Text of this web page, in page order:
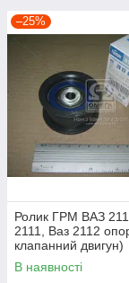
–25%
Ролик ГРМ ВАЗ
2111, Ваз 2112
клапанний двигун)
В наявності